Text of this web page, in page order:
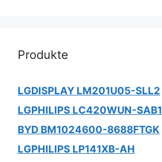
Produkte
LGDISPLAY LM201U05-SLL2
LGPHILIPS LC420WUN-SAB1
BYD BM1024600-8688FTGK
LGPHILIPS LP141XB-AH